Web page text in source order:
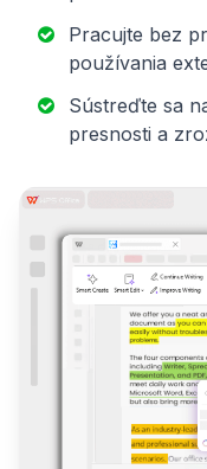
Pracujte bez
používania
Sústreďte sa
presnosti a